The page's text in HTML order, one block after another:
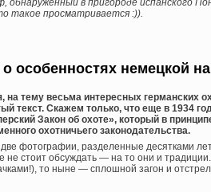
в пригороде испанского
такое просматривается :)).
особенностях немецкой
на тему весьма интересных германских
текст. Скажем только, что еще в 1934
Закон об охоте», который в
охотничьего законодательства.
фотографии, разделенные десятками
не стоит обсуждать — на то они и
то ныне — сплошной загон и